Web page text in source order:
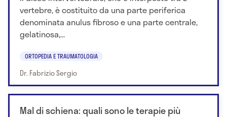
vertebre, è costituito da una parte periferica
denominata anulus fibroso e una parte centrale,
gelatinosa,...
ORTOPEDIA E TRAUMATOLOGIA
Dr. Fabrizio Sergio
Mal di schiena: quali sono le terapie più